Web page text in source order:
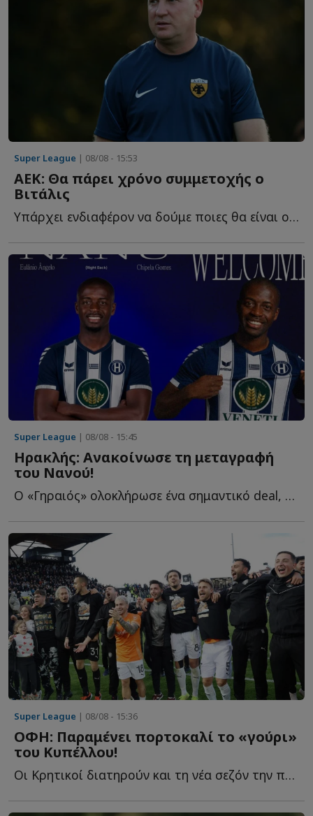
Super League | 08/08 - 15:53
ΑΕΚ: Θα πάρει χρόνο συμμετοχής ο
Βιτάλις
Yπάρχει ενδιαφέρον να δούμε ποιες θα είναι οι επιλογές π...
Super League | 08/08 - 15:45
Ηρακλής: Ανακοίνωσε τη μεταγραφή
του Νανού!
Ο «Γηραιός» ολοκλήρωσε ένα σημαντικό deal, αποκτώντας τ...
Super League | 08/08 - 15:36
ΟΦΗ: Παραμένει πορτοκαλί το «γούρι»
του Κυπέλλου!
Οι Κρητικοί διατηρούν και τη νέα σεζόν την πορτοκαλί ε...